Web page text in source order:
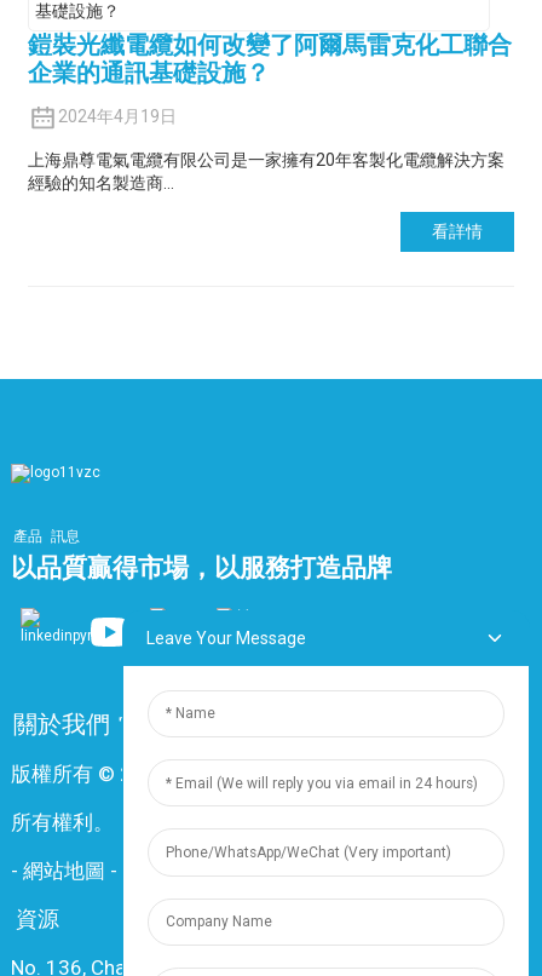
鎧裝光纖電纜如何改變了阿爾馬雷克化工聯合
企業的通訊基礎設施？
2024年4月19日
上海鼎尊電氣電纜有限公司是一家擁有20年客製化電纜解決方案
經驗的知名製造商…
看詳情
產品 訊息
以品質贏得市場，以服務打造品牌
關於我們 常問問題
版權所有 © 2024 上海鼎尊電氣電纜股份有限公司。保留
所有權利。
- 網站地圖 - Resource
資源
No. 136, Changxiang Rd., Nanxiang Town, 201802,
Leave Your Message